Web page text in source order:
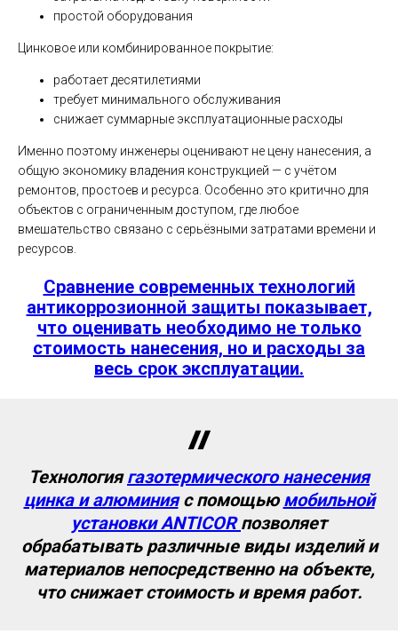
простой оборудования
Цинковое или комбинированное покрытие:
работает десятилетиями
требует минимального обслуживания
снижает суммарные эксплуатационные расходы
Именно поэтому инженеры оценивают не цену нанесения, а
общую экономику владения конструкцией — с учётом
ремонтов, простоев и ресурса. Особенно это критично для
объектов с ограниченным доступом, где любое
вмешательство связано с серьёзными затратами времени и
ресурсов.
Сравнение современных технологий
антикоррозионной защиты показывает,
что оценивать необходимо не только
стоимость нанесения, но и расходы за
весь срок эксплуатации.
Технологиягазотермического нанесения
цинка и алюминияс помощьюмобильной
установкиANTICORпозволяет
обрабатывать различные виды изделий и
материалов непосредственно на объекте,
что снижает стоимость и время работ.